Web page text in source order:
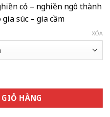
cỏ – nghiền ngô thành
súc – gia cầm
XÓA
HÀNG